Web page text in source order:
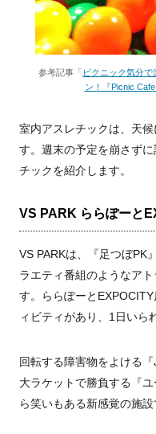
参考記事「 ピクニック気分
ン！『Picnic
室内アスレチックは、天
す。週末の予定を崩さず
チックを紹介します。
VS PARK ららぽーと
VS PARKは、『足つぼPK
ラエティ番組のようなア
す。ららぽーと
ィビティがあり、1日いら
回転する障害物をよける
大ラケットで勝負する『
ら笑いもある新感覚の施設